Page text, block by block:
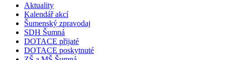
Aktuality
Kalendář akcí
Šumenský zpravodaj
SDH Šumná
DOTACE přijaté
DOTACE poskytnuté